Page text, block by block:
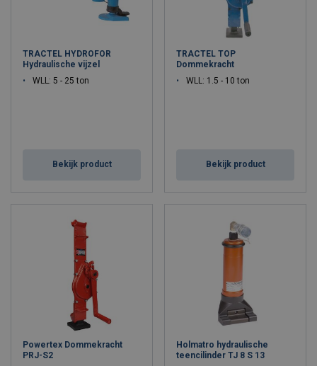
TRACTEL HYDROFOR
Hydraulische vijzel
WLL: 5 - 25 ton
Bekijk product
TRACTEL TOP
Dommekracht
WLL: 1.5 - 10 ton
Bekijk product
Powertex Dommekracht
PRJ-S2
Holmatro hydraulische
teencilinder TJ 8 S 13